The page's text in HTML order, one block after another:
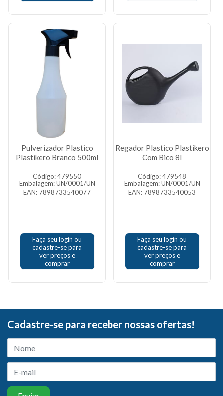
Pulverizador Plastico
Plastikero Branco 500ml
Código: 479550
Embalagem: UN/0001/UN
EAN: 7898733540077
Faça seu login ou
cadastre-se para
ver preços e
comprar
Regador Plastico Plastikero
Com Bico 8l
Código: 479548
Embalagem: UN/0001/UN
EAN: 7898733540053
Faça seu login ou
cadastre-se para
ver preços e
comprar
Cadastre-se para receber nossas ofertas!